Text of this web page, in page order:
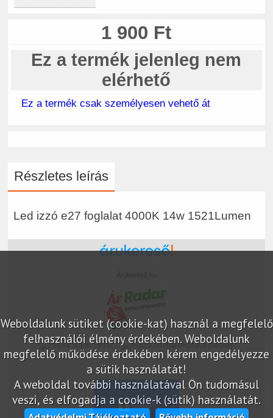
1 900 Ft
Ez a termék jelenleg nem
elérhető
Ez a termék csak személyesen vehető át
Részletes leírás
Led izzó e27 foglalat 4000K 14w 1521Lumen
Weboldalunk sütiket (cookie-kat) használ a megfelelő
felhasználói élmény érdekében. Weboldalunk
megfelelő működése érdekében kérem engedélyezze
a sütik használatát!
A weboldal további használatával Ön tudomásul
veszi, és elfogadja a cookie-k (sütik) használatát.
marketplace partner